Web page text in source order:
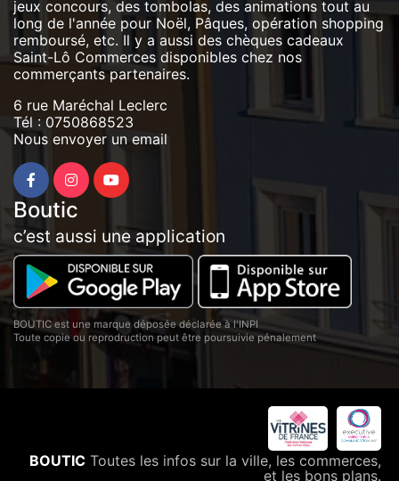
jeux concours, des tombolas, des animations tout au
long de l'année pour Noël, Pâques, opération shopping
remboursé, etc. Il y a aussi des chèques cadeaux
Saint-Lô Commerces disponibles chez nos
commerçants partenaires.
6 rue Maréchal Leclerc
Tél : 0750868523
Nous envoyer un email
Boutic
c’est aussi une application
BOUTIC est une marque déposée déclarée à l'INPI
Toute copie ou reprodruction peut être poursuivie pénalement
BOUTIC Toutes les infos sur la ville, les commerces,
et les bons plans.